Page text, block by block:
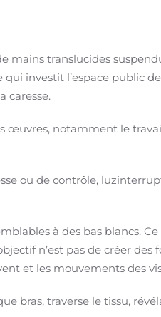
mains translucides
investit l’espace public
caresse.
œuvres, notamment le
ou de contrôle,
à des bas blancs.
n’est pas de créer
et les mouvements des
bras, traverse le tissu,